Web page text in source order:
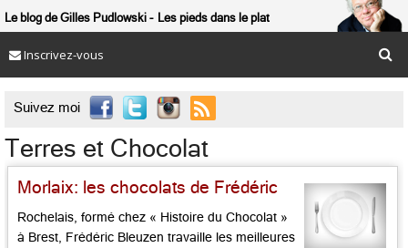
Le blog de Gilles Pudlowski Les pieds dans le plat
Inscrivez-vous
Suivez moi 
Terres et Chocolat
Morlaix: les chocolats de Frédéric
Rochelais, formé chez « Histoire du Chocolat »
à Brest, Frédéric Bleuzen travaille les meilleures